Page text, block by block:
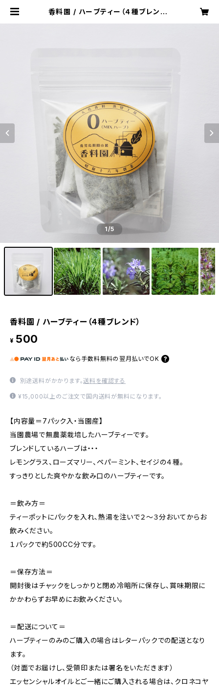
香料園 / ハーブティー（４種ブレンド）
1/5
香料園 / ハーブティー（４種ブレンド）
¥ 500
なら 手数料無料の 翌月払いでOK
別途送料がかかります。送料を確認する
¥15,000以上のご注文で国内送料が無料になります。
【内容量＝7パック入・当園産】
当園農場で無農薬栽培したハーブティーです。
ブレンドしているハーブは・・・
レモングラス、ローズマリー、ペパーミント、セイジの４種。
すっきりとした爽やかな飲み口のハーブティーです。
＝飲み方＝
ティーポットにパックを入れ、熱湯を注いで２～３分おいてからお
飲みください。
１パックで約500CC分です。
＝保存方法＝
開封後はチャックをしっかりと閉め冷暗所に保存し、賞味期限に
かかわらずお早めにお飲みください。
＝配送について＝
ハーブティーのみのご購入の場合はレターパックでの配送となり
ます。
（対面でお届けし、受領印または署名をいただきます）
エッセンシャルオイルとご一緒にご購入される場合は、クロネコヤ